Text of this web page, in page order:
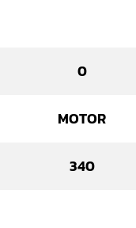
0
MOTOR
340